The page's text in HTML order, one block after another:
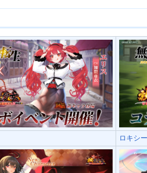
ロキシ